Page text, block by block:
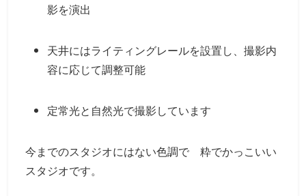
影を演出
天井にはライティングレールを設置し、撮影内
容に応じて調整可能
定常光と自然光で撮影しています
今までのスタジオにはない色調で 粋でかっこいい
スタジオです。